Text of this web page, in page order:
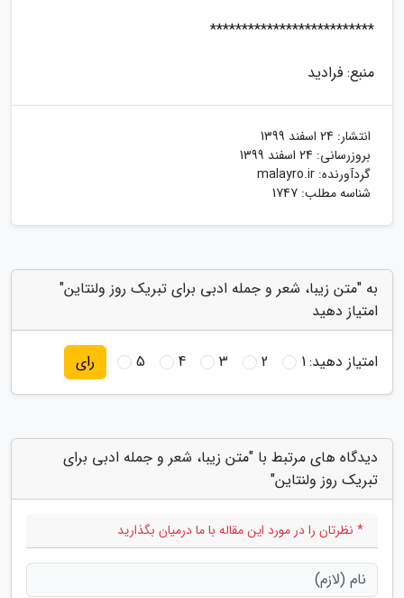
**************************
منبع: فرادید
انتشار: 24 اسفند 1399
بروزرسانی: 24 اسفند 1399
گردآورنده: malayro.ir
شناسه مطلب: 1747
به "متن زیبا، شعر و جمله ادبی برای تبریک روز ولنتاین"
امتیاز دهید
امتیاز دهید:1
2
3
4
5 رای
دیدگاه های مرتبط با "متن زیبا، شعر و جمله ادبی برای
تبریک روز ولنتاین"
* نظرتان را در مورد این مقاله با ما درمیان بگذارید